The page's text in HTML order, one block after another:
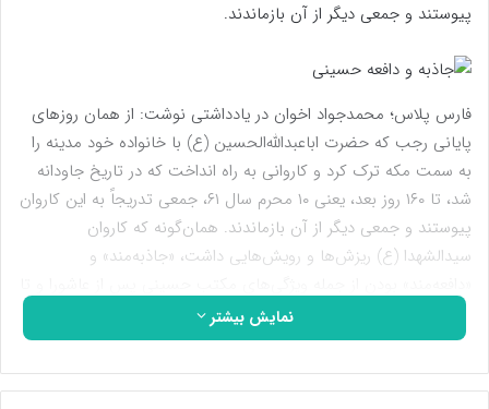
پیوستند و جمعی دیگر از آن بازماندند.
فارس پلاس؛ محمدجواد اخوان در یادداشتی نوشت: از همان روز‌های
پایانی رجب که حضرت اباعبدالله‌الحسین (ع) با خانواده خود مدینه را
به سمت مکه ترک کرد و کاروانی به راه انداخت که در تاریخ جاودانه
شد، تا ۱۶۰ روز بعد، یعنی ۱۰ محرم سال ۶۱، جمعی تدریجاً به این کاروان
پیوستند و جمعی دیگر از آن بازماندند. همان‌گونه که کاروان
سیدالشهدا (ع) ریزش‌ها و رویش‌هایی داشت، «جاذبه‌مند» و
قرن‌های متمادی بوده است. وجود این ریزش و رویش در ذات این
نهضت بود، و دلیل آن نیز حق‌مدارانه و حق‌طلبانه بودن ماهیت آن
بوده است.
نمایش بیشتر